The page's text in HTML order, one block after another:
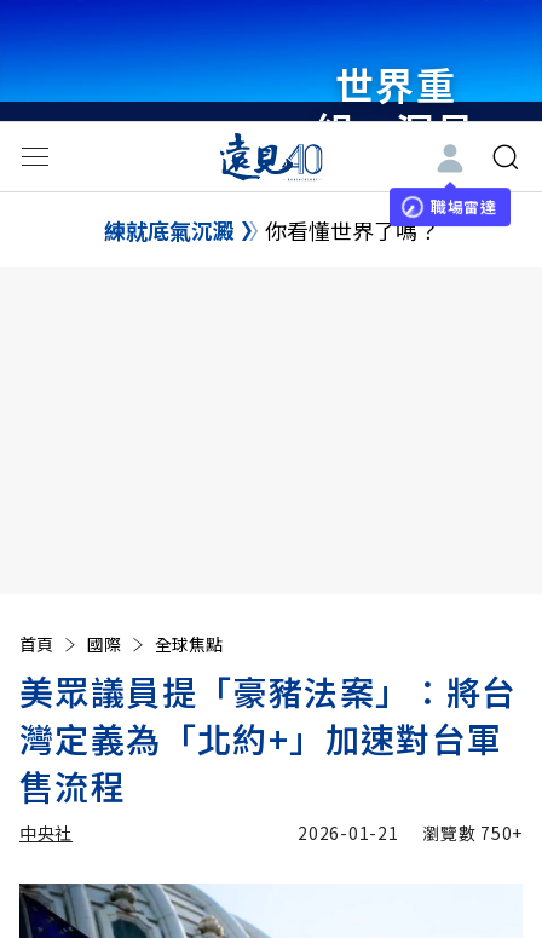
世界重
組・洞見
未來 與
世界領袖
職場雷達
練就底氣沉澱 你看懂世界了嗎？
首頁 國際 全球焦點
美眾議員提「豪豬法案」：將台
灣定義為「北約+」加速對台軍
售流程
中央社 2026-01-21 瀏覽數 750+